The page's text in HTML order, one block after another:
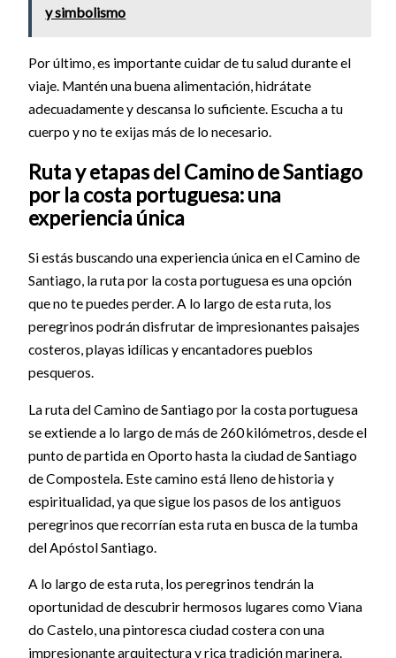
y simbolismo
Por último, es importante cuidar de tu salud durante el
viaje. Mantén una buena alimentación, hidrátate
adecuadamente y descansa lo suficiente. Escucha a tu
cuerpo y no te exijas más de lo necesario.
Ruta y etapas del Camino de Santiago
por la costa portuguesa: una
experiencia única
Si estás buscando una experiencia única en el Camino de
Santiago, la ruta por la costa portuguesa es una opción
que no te puedes perder. A lo largo de esta ruta, los
peregrinos podrán disfrutar de impresionantes paisajes
costeros, playas idílicas y encantadores pueblos
pesqueros.
La ruta del Camino de Santiago por la costa portuguesa
se extiende a lo largo de más de 260 kilómetros, desde el
punto de partida en Oporto hasta la ciudad de Santiago
de Compostela. Este camino está lleno de historia y
espiritualidad, ya que sigue los pasos de los antiguos
peregrinos que recorrían esta ruta en busca de la tumba
del Apóstol Santiago.
A lo largo de esta ruta, los peregrinos tendrán la
oportunidad de descubrir hermosos lugares como Viana
do Castelo, una pintoresca ciudad costera con una
impresionante arquitectura y rica tradición marinera.